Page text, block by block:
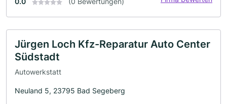
Jürgen Loch Kfz-Reparatur Auto Center
Südstadt
Autowerkstatt
Neuland 5, 23795 Bad Segeberg